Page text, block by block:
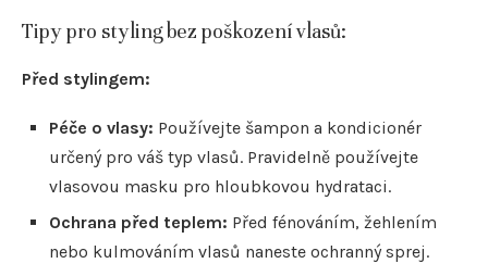
Tipy pro styling bez poškození vlasů:
Před stylingem:
Péče o vlasy: Používejte šampon a kondicionér
určený pro váš typ vlasů. Pravidelně používejte
vlasovou masku pro hloubkovou hydrataci.
Ochrana před teplem: Před fénováním, žehlením
nebo kulmováním vlasů naneste ochranný sprej.